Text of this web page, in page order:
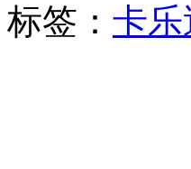
标签： 卡乐